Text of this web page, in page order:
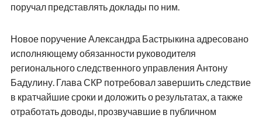
поручал представлять доклады по ним.
Новое поручение Александра Бастрыкина адресовано
исполняющему обязанности руководителя
регионального следственного управления Антону
Бадулину. Глава СКР потребовал завершить следствие
в кратчайшие сроки и доложить о результатах, а также
отработать доводы, прозвучавшие в публичном